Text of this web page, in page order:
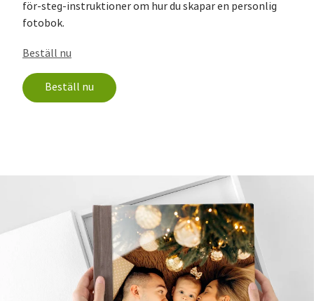
för-steg-instruktioner om hur du skapar en personlig
fotobok.
Beställ nu
Beställ nu